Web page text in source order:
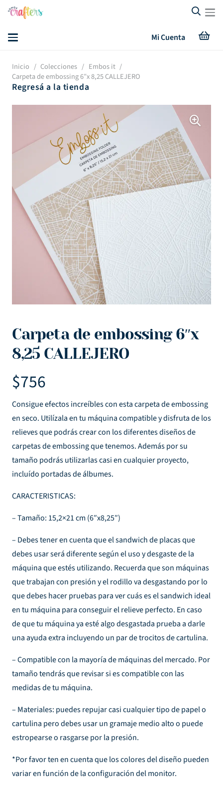
Mi Cuenta
Inicio / Colecciones / Embos it /
Carpeta de embossing 6″x 8,25 CALLEJERO
Regresá a la tienda
Carpeta de embossing 6″x
8,25 CALLEJERO
$756
Consigue efectos increíbles con esta carpeta de embossing
en seco. Utilízala en tu máquina compatible y disfruta de los
relieves que podrás crear con los diferentes diseños de
carpetas de embossing que tenemos. Además por su
tamaño podrás utilizarlas casi en cualquier proyecto,
incluído portadas de álbumes.
CARACTERISTICAS:
– Tamaño: 15,2×21 cm (6″x8,25″)
– Debes tener en cuenta que el sandwich de placas que
debes usar será diferente según el uso y desgaste de la
máquina que estés utilizando. Recuerda que son máquinas
que trabajan con presión y el rodillo va desgastando por lo
que debes hacer pruebas para ver cuás es el sandwich ideal
en tu máquina para conseguir el relieve perfecto. En caso
de que tu máquina ya esté algo desgastada prueba a darle
una ayuda extra incluyendo un par de trocitos de cartulina.
– Compatible con la mayoría de máquinas del mercado. Por
tamaño tendrás que revisar si es compatible con las
medidas de tu máquina.
– Materiales: puedes repujar casi cualquier tipo de papel o
cartulina pero debes usar un gramaje medio alto o puede
estropearse o rasgarse por la presión.
*Por favor ten en cuenta que los colores del diseño pueden
variar en función de la configuración del monitor.